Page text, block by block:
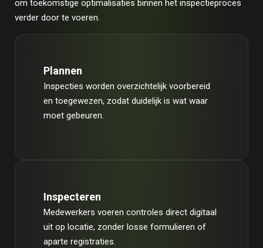
om toekomstige optimalisaties binnen het inspectieproces
verder door te voeren.
Plannen
Inspecties worden overzichtelijk voorbereid
en toegewezen, zodat duidelijk is wat waar
moet gebeuren.
Inspecteren
Medewerkers voeren controles direct digitaal
uit op locatie, zonder losse formulieren of
aparte registraties.